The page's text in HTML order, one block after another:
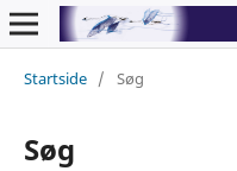
Startside / Søg
Søg